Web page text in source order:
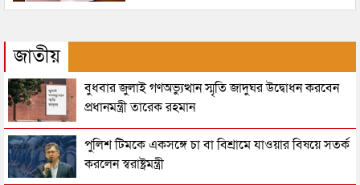
জাতীয়
বুধবার জুলাই গণঅভ্যুত্থান স্মৃতি জাদুঘর উদ্বোধন করবেন
প্রধানমন্ত্রী তারেক রহমান
পুলিশ টিমকে একসঙ্গে চা বা বিশ্রামে যাওয়ার বিষয়ে সতর্ক
করলেন স্বরাষ্ট্রমন্ত্রী